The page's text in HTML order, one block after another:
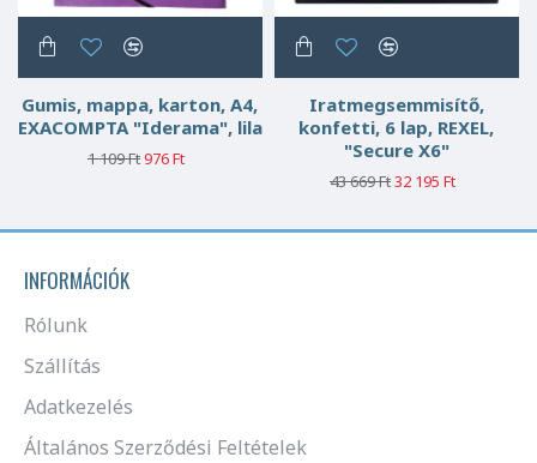
Gumis, mappa, karton, A4,
EXACOMPTA "Iderama", lila
1 109 Ft976 Ft
Iratmegsemmisítő,
konfetti, 6 lap, REXEL,
"Secure X6"
43 669 Ft32 195 Ft
INFORMÁCIÓK
Rólunk
Szállítás
Adatkezelés
Általános Szerződési Feltételek